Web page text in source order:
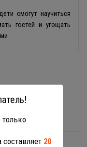
смогут научиться
гостей и угощать
20